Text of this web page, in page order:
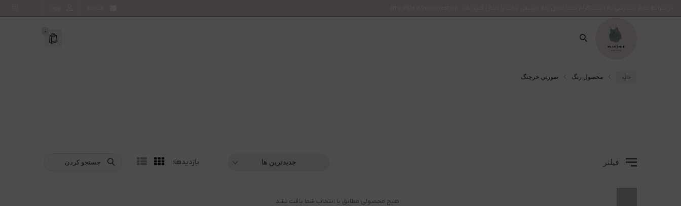
0
خانه محصول رنگ صورتي خرچنگ
فیلتر جدیدترین ها بازدیدها: جستجو کردن
هیچ محصولی مطابق با انتخاب شما یافت نشد.